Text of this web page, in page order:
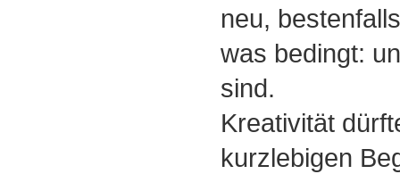
neu,
was bedingt:
sind.
Kreativität
kurzlebigen